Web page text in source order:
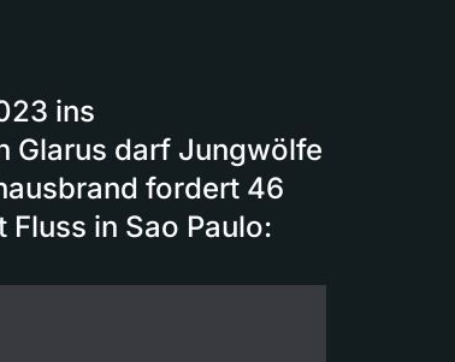
ins
Glarus darf Jungwölfe
fordert 46
in Sao Paulo: